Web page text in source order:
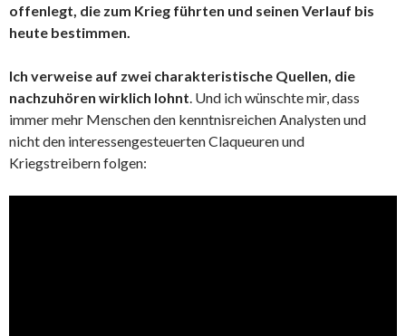
offenlegt, die zum Krieg führten und seinen Verlauf bis
heute bestimmen.
Ich verweise auf zwei charakteristische Quellen, die
nachzuhören wirklich lohnt. Und ich wünschte mir, dass
immer mehr Menschen den kenntnisreichen Analysten und
nicht den interessengesteuerten Claqueuren und
Kriegstreibern folgen: